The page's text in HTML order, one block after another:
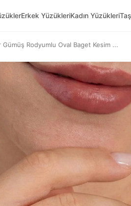
Erkek YüzükleriKadın Yüzükleri
Gümüş Rodyumlu Oval Baget Kesim ...